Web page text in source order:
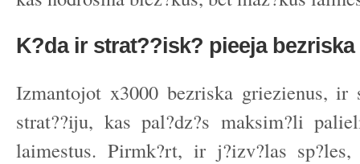
K?da ir strat??isk? pieeja
Izmantojot x3000 bezriska griezienus, ir
strat??iju, kas pal?dz?s maksim?li
laimestus. Pirmk?rt, ir j?izv?las